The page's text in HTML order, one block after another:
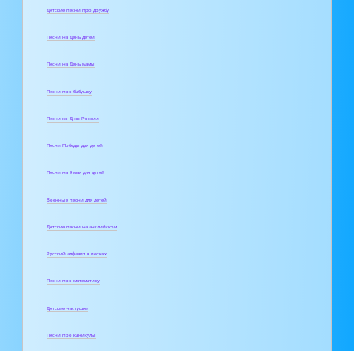
Детские песни про дружбу
Песни на День детей
Песни на День мамы
Песни про бабушку
Песни ко Дню России
Песни Победы для детей
Песни на 9 мая для детей
Военные песни для детей
Детские песни на английском
Русский алфавит в песнях
Песни про математику
Детские частушки
Песни про каникулы